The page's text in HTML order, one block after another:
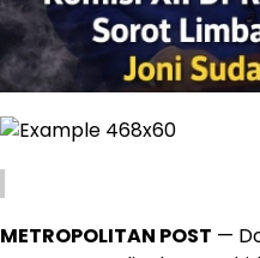
METROPOLITAN POST —